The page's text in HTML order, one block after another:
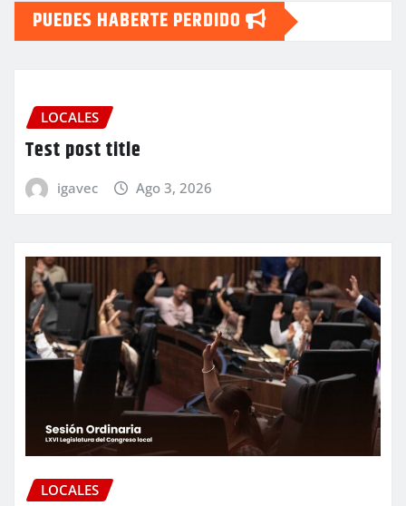
PUEDES HABERTE PERDIDO
LOCALES
Test post title
igavec Ago 3, 2026
LOCALES